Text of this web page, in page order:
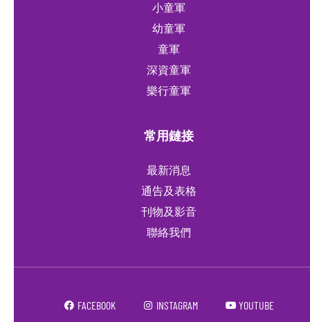
小童軍
幼童軍
童軍
深資童軍
樂行童軍
常用鏈接
最新消息
通告及表格
刊物及影音
聯絡我們
FACEBOOK INSTAGRAM YOUTUBE